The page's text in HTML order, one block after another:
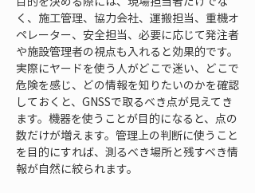
く、施工管理、協力会社、運搬担当、重機オ
ペレーター、安全担当、必要に応じて発注者
や施設管理者の視点も入れると効果的です。
実際にヤードを使う人がどこで迷い、どこで
危険を感じ、どの情報を知りたいのかを確認
しておくと、GNSSで取るべき点が見えてき
ます。機器を使うことが目的になると、点の
数だけが増えます。管理上の判断に使うこと
を目的にすれば、測るべき場所と残すべき情
報が自然に絞られます。